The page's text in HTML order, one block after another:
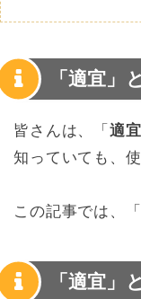
「適宜」
皆さんは、「適
知っていても、
この記事では、
「適宜」